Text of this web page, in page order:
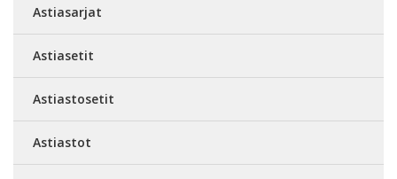
Astiasarjat
Astiasetit
Astiastosetit
Astiastot